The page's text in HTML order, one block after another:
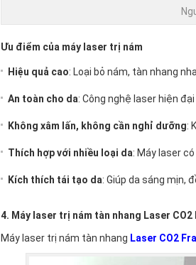
Ưu điểm của máy laser trị nám
Hiệu quả cao: Loại bỏ nám, tàn nhang
An toàn cho da: Công nghệ laser hiện
Không xâm lấn, không cần nghỉ dưỡng:
Thích hợp với nhiều loại da: Máy laser
Kích thích tái tạo da: Giúp da sáng mịn,
4. Máy laser trị nám tàn nhang Laser
Máy laser trị nám tàn nhang Laser CO2